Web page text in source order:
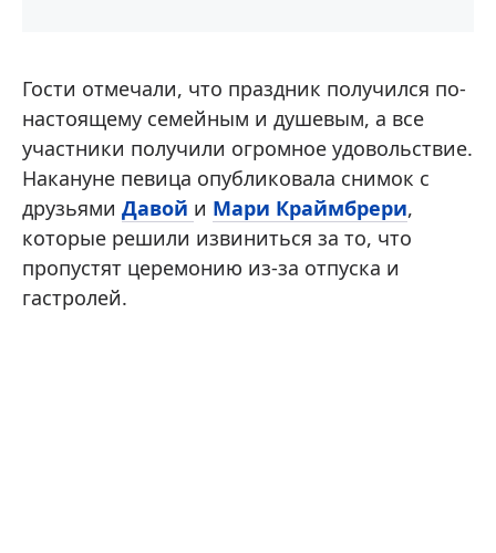
Гости отмечали, что праздник получился по-
настоящему семейным и душевым, а все
участники получили огромное удовольствие.
Накануне певица опубликовала снимок с
друзьями Давой и Мари Краймбрери,
которые решили извиниться за то, что
пропустят церемонию из-за отпуска и
гастролей.